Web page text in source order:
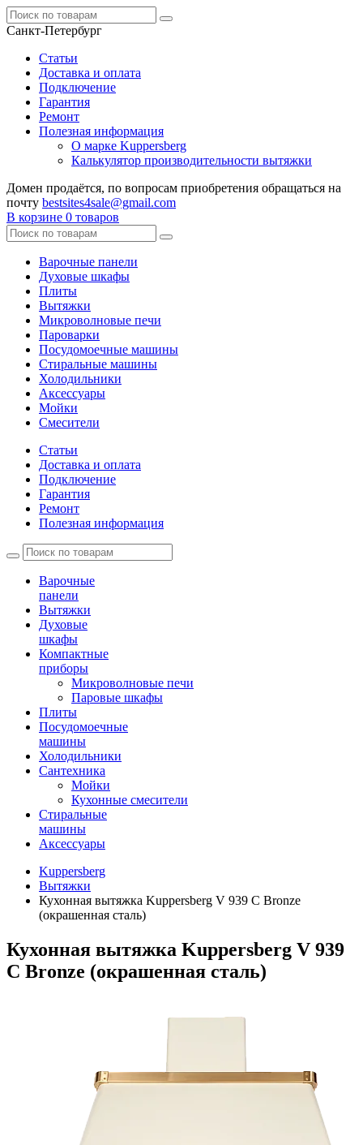
Санкт-Петербург
Статьи
Доставка и оплата
Подключение
Гарантия
Ремонт
Полезная информация
О марке Kuppersberg
Калькулятор производительности вытяжки
Домен продаётся, по вопросам приобретения обращаться на
почту bestsites4sale@gmail.com
В корзине 0 товаров
Варочные панели
Духовые шкафы
Плиты
Вытяжки
Микроволновые печи
Пароварки
Посудомоечные машины
Стиральные машины
Холодильники
Аксессуары
Мойки
Cмесители
Статьи
Доставка и оплата
Подключение
Гарантия
Ремонт
Полезная информация
Варочные
панели
Вытяжки
Духовые
шкафы
Компактные
приборы
Микроволновые печи
Паровые шкафы
Плиты
Посудомоечные
машины
Холодильники
Сантехника
Мойки
Кухонные смесители
Стиральные
машины
Аксессуары
Kuppersberg
Вытяжки
Кухонная вытяжка Kuppersberg V 939 C Bronze
(окрашенная сталь)
Кухонная вытяжка Kuppersberg V 939
C Bronze (окрашенная сталь)